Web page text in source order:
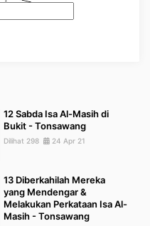
12 Sabda Isa Al-Masih di
Bukit - Tonsawang
Dilihat 298 24 Apr 21
13 Diberkahilah Mereka
yang Mendengar &
Melakukan Perkataan Isa Al-
Masih - Tonsawang